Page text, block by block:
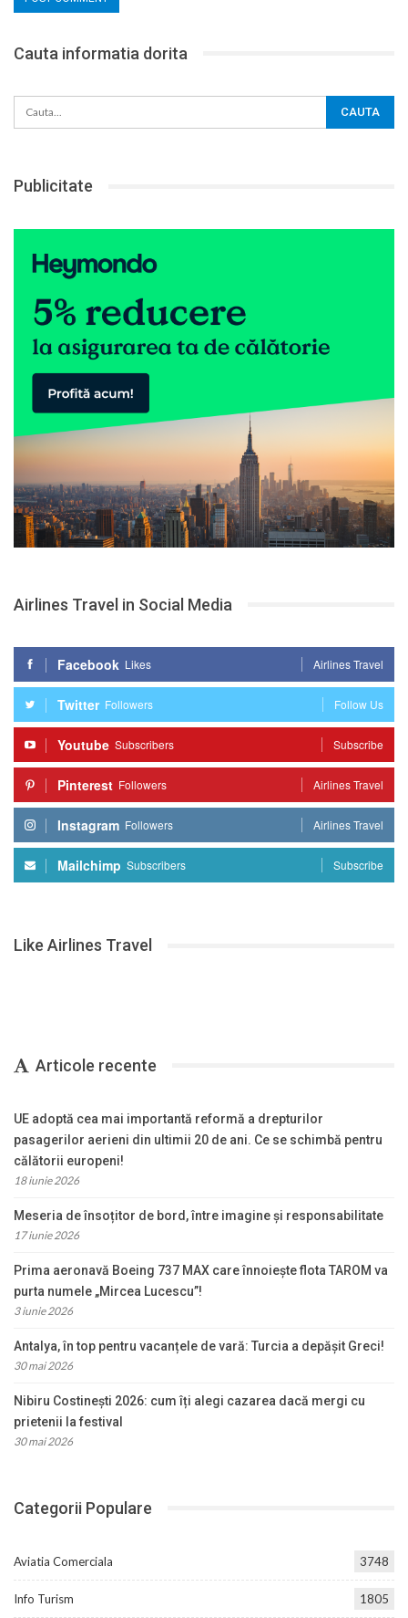
Cauta informatia dorita
Publicitate
Airlines Travel in Social Media
Facebook Likes Airlines Travel
Twitter Followers Follow Us
Youtube Subscribers Subscribe
Pinterest Followers Airlines Travel
Instagram Followers Airlines Travel
Mailchimp Subscribers Subscribe
Like Airlines Travel
Articole recente
UE adoptă cea mai importantă reformă a drepturilor
pasagerilor aerieni din ultimii 20 de ani. Ce se schimbă pentru
călătorii europeni!
18 iunie 2026
Meseria de însoțitor de bord, între imagine și responsabilitate
17 iunie 2026
Prima aeronavă Boeing 737 MAX care înnoiește flota TAROM va
purta numele „Mircea Lucescu”!
3 iunie 2026
Antalya, în top pentru vacanțele de vară: Turcia a depășit Greci!
30 mai 2026
Nibiru Costinești 2026: cum îți alegi cazarea dacă mergi cu
prietenii la festival
30 mai 2026
Categorii Populare
Aviatia Comerciala 3748
Info Turism 1805